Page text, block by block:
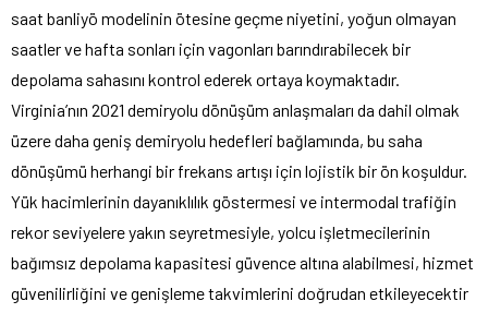
saat banliyö modelinin ötesine geçme niyetini, yoğun olmayan
saatler ve hafta sonları için vagonları barındırabilecek bir
depolama sahasını kontrol ederek ortaya koymaktadır.
Virginia’nın 2021 demiryolu dönüşüm anlaşmaları da dahil olmak
üzere daha geniş demiryolu hedefleri bağlamında, bu saha
dönüşümü herhangi bir frekans artışı için lojistik bir ön koşuldur.
Yük hacimlerinin dayanıklılık göstermesi ve intermodal trafiğin
rekor seviyelere yakın seyretmesiyle, yolcu işletmecilerinin
bağımsız depolama kapasitesi güvence altına alabilmesi, hizmet
güvenilirliğini ve genişleme takvimlerini doğrudan etkileyecektir